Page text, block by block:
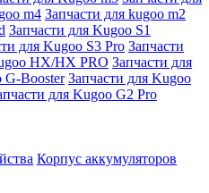
m4 Запчасти для kugoo m2
Запчасти для Kugoo S1
для Kugoo S3 Pro Запчасти
HX/HX PRO Запчасти для
G-Booster Запчасти для Kugoo
для Kugoo G2 Pro
Корпус аккумуляторов